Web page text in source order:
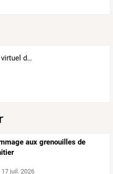
Le presbytère virtuel d'un prêtre
aux grenouilles de
17 juil. 2026